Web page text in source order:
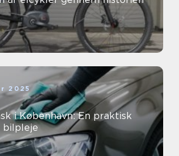
2025
i København: En praktisk
bilpleje